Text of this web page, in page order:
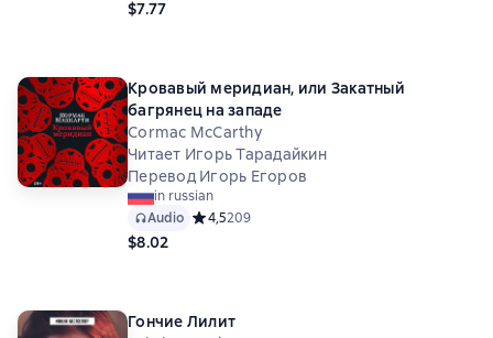
$7.77
Кровавый меридиан, или Закатный
багрянец на западе
Cormac McCarthy
Читает Игорь Тарадайкин
Перевод Игорь Егоров
in russian
Audio Средний рейтинг 4,5 на основе 209 оценок
4,5209
$8.02
Гончие Лилит